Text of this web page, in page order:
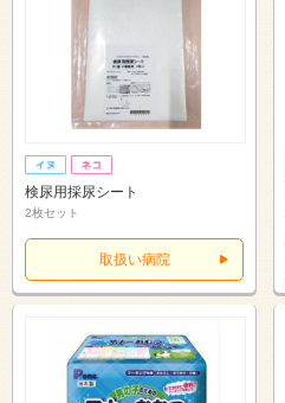
検尿用採尿シート
2枚セット
取扱い病院